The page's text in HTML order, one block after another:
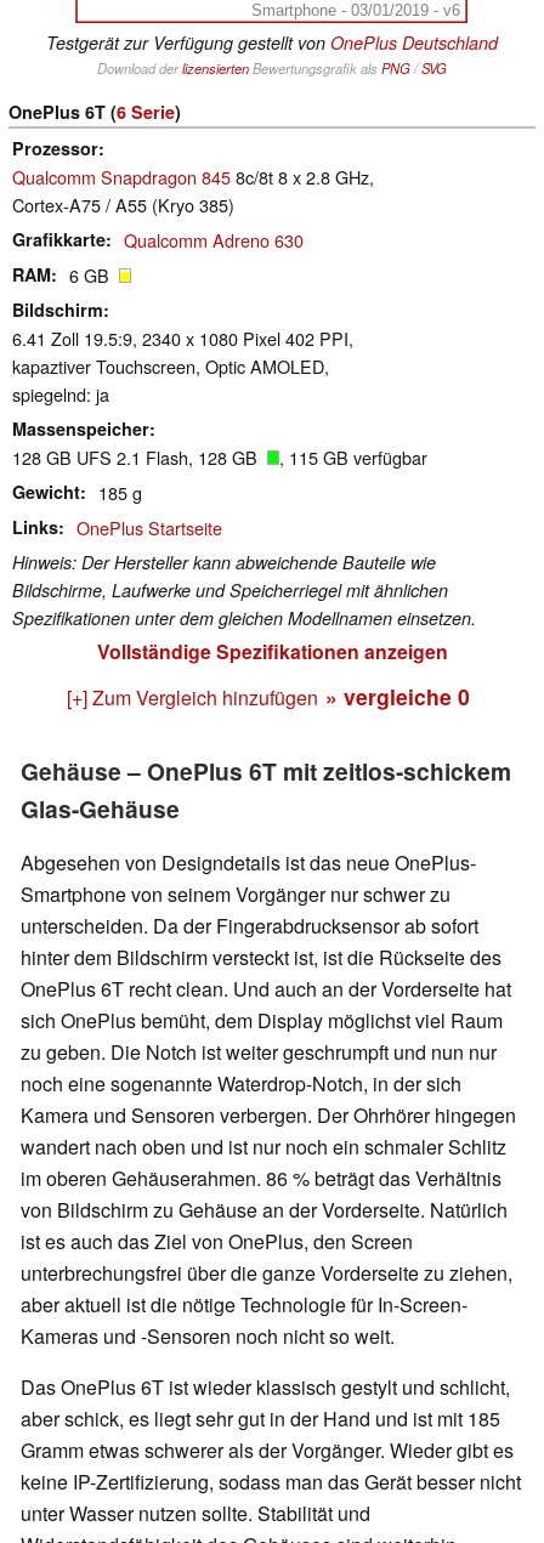
Smartphone - 03/01/2019 - v6
Testgerät zur Verfügung gestellt von OnePlus Deutschland
Download derlizensiertenBewertungsgrafik als PNG/SVG
OnePlus 6T (6 Serie)
Prozessor
Qualcomm Snapdragon 8458c/8t 8 x 2.8 GHz,
Cortex-A75 / A55 (Kryo 385)
Grafikkarte Qualcomm Adreno 630
RAM 6 GB
Bildschirm
6.41 Zoll 19.5:9, 2340 x 1080 Pixel 402 PPI,
kapaztiver Touchscreen, Optic AMOLED,
spiegelnd: ja
Massenspeicher
128 GB UFS 2.1 Flash, 128 GB , 115 GB verfügbar
Gewicht 185 g
Links OnePlus Startseite
Hinweis: Der Hersteller kann abweichende Bauteile wie
Bildschirme, Laufwerke und Speicherriegel mit ähnlichen
Spezifikationen unter dem gleichen Modellnamen einsetzen.
Vollständige Spezifikationen anzeigen
[+] Zum Vergleich hinzufügen » vergleiche 0
Gehäuse – OnePlus 6T mit zeitlos-schickem
Glas-Gehäuse
Abgesehen von Designdetails ist das neue OnePlus-
Smartphone von seinem Vorgänger nur schwer zu
unterscheiden. Da der Fingerabdrucksensor ab sofort
hinter dem Bildschirm versteckt ist, ist die Rückseite des
OnePlus 6T recht clean. Und auch an der Vorderseite hat
sich OnePlus bemüht, dem Display möglichst viel Raum
zu geben. Die Notch ist weiter geschrumpft und nun nur
noch eine sogenannte Waterdrop-Notch, in der sich
Kamera und Sensoren verbergen. Der Ohrhörer hingegen
wandert nach oben und ist nur noch ein schmaler Schlitz
im oberen Gehäuserahmen. 86 % beträgt das Verhältnis
von Bildschirm zu Gehäuse an der Vorderseite. Natürlich
ist es auch das Ziel von OnePlus, den Screen
unterbrechungsfrei über die ganze Vorderseite zu ziehen,
aber aktuell ist die nötige Technologie für In-Screen-
Kameras und -Sensoren noch nicht so weit.
Das OnePlus 6T ist wieder klassisch gestylt und schlicht,
aber schick, es liegt sehr gut in der Hand und ist mit 185
Gramm etwas schwerer als der Vorgänger. Wieder gibt es
keine IP-Zertifizierung, sodass man das Gerät besser nicht
unter Wasser nutzen sollte. Stabilität und